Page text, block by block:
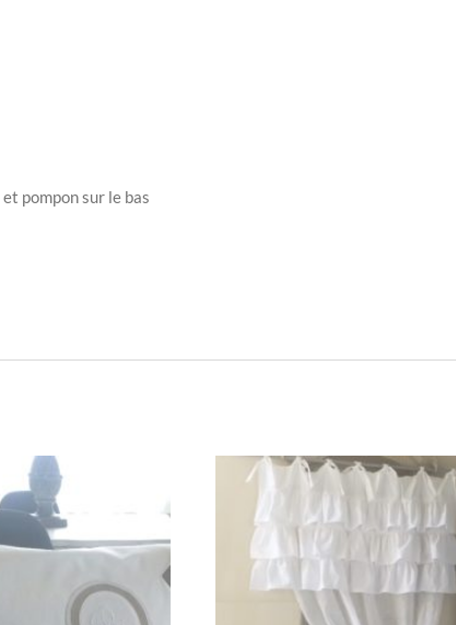
pompon sur le bas